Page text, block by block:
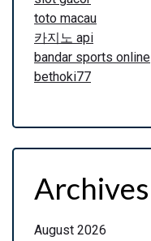
toto macau
카지노 api
bandar sports online
bethoki77
Archives
August 2026